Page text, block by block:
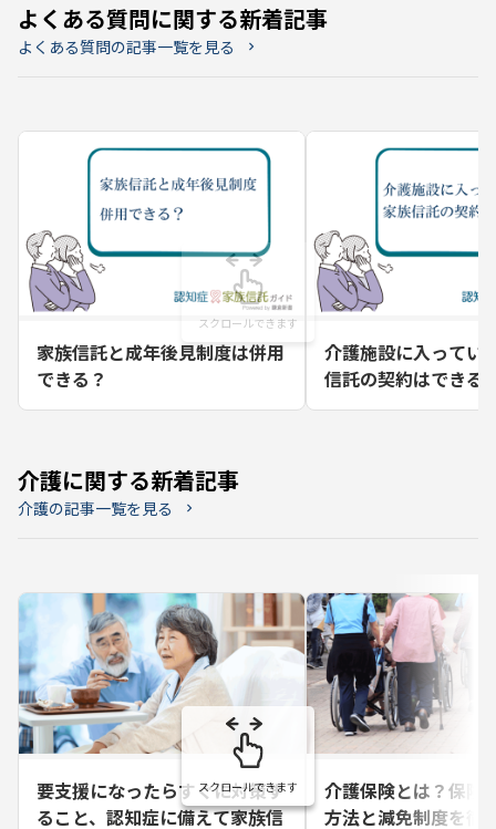
よくある質問に関する新着記事
よくある質問の記事一覧を見る chevron_right
家族信託と成年後見制度は併用
できる？
介護施設に入ってい
信託の契約はできる
介護に関する新着記事
介護の記事一覧を見る chevron_right
要支援になったらすぐに対策す
ること、認知症に備えて家族信
介護保険とは？保険
方法と減免制度を徹